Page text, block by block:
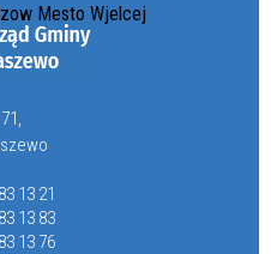
13 21
13 83
13 76